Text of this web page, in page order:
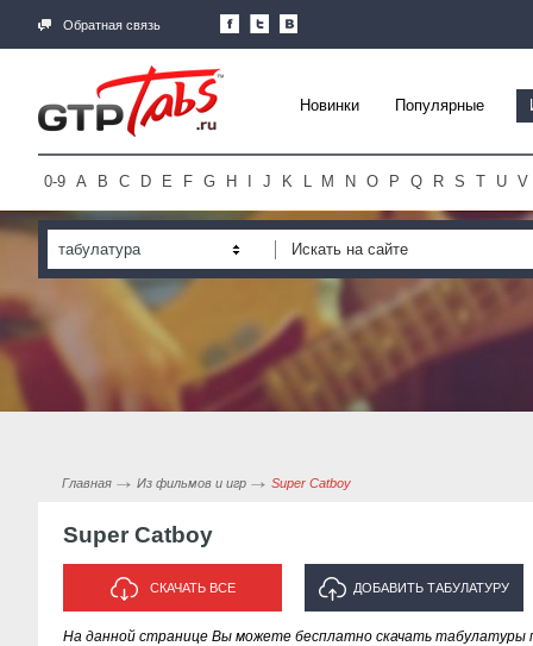
Обратная связь
Новинки Популярные
0-9 A B C D E F G H J K L M N O P Q R S T U V
табулатура
Главная Из фильмов и игр Super Catboy
Super Catboy
СКАЧАТЬ ВСЕ ДОБАВИТЬ ТАБУЛАТУРУ
ИСПОЛНИТЕЛЯ "SUPER CATBOY"
На данной странице Вы можете бесплатно скачать табулатуры